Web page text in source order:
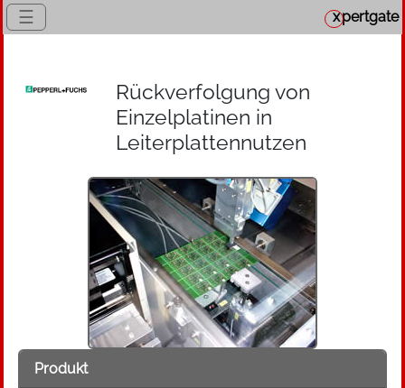
☰ xpertgate
Rückverfolgung von
Einzelplatinen in
Leiterplattennutzen
Produkt